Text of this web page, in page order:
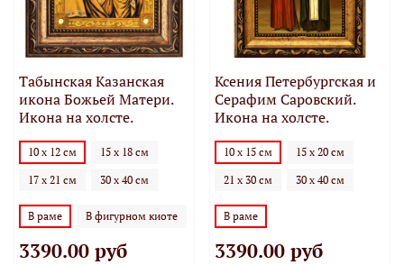
Табынская Казанская
икона Божьей Матери.
Икона на холсте.
10 х 12 см 15 х 18 см
17 х 21 см 30 х 40 см
В раме В фигурном киоте
3390.00 руб
Ксения Петербургская и
Серафим Саровский.
Икона на холсте.
10 х 15 см 15 х 20 см
21 х 30 см 30 х 40 см
В раме
3390.00 руб